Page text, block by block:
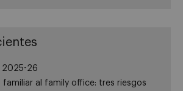
2025-26
familiar al family office: tres riesgos